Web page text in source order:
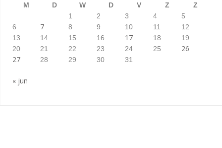
M
D W D V Z
Z
1
2 3 4
5
6
7 8 9 10 11
12
13
14 15 16 17 18
19
20
21 22 23 24 25
26
27
28 29 30 31
« jun